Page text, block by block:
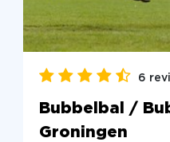
6
Bubbelbal /
Groningen